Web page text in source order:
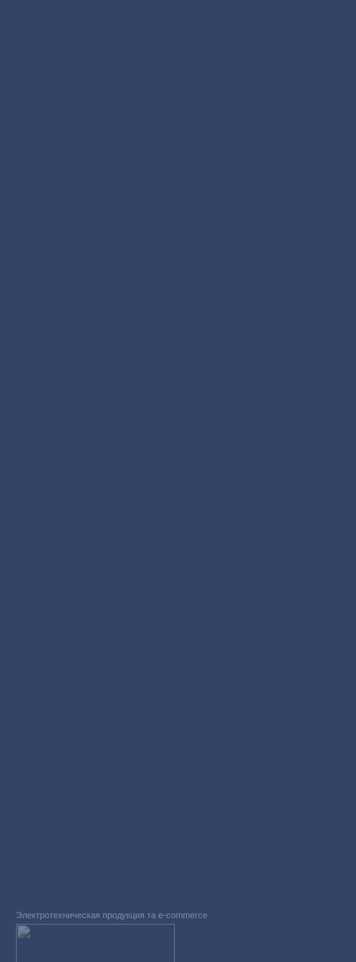
Электротехническая продукция та e-commerce